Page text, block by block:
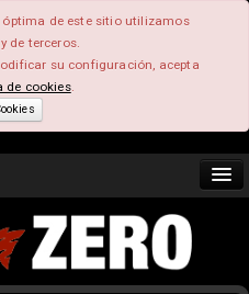
de este sitio utilizamos
de terceros.
su configuración, acepta
de cookies.